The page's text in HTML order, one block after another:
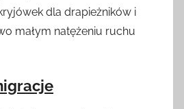
dla drapieżników i
małym natężeniu ruchu